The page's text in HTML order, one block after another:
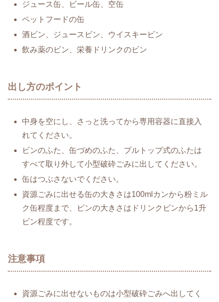
ジュース缶、ビール缶、空缶
ペットフードの缶
酒ビン、ジュースビン、ウイスキービン
飲み薬のビン、栄養ドリンクのビン
出し方のポイント
中身を空にし、さっと洗ってから専用容器に直接入
れてください。
ビンのふた、缶づめのふた、プルトップ式のふたは
すべて取り外して小型破砕ごみに出してください。
缶はつぶさないでください。
資源ごみに出せる缶の大きさは100mlカンから粉ミル
ク缶程度まで、ビンの大きさはドリンクビンから1升
ビン程度です。
注意事項
資源ごみに出せないものは小型破砕ごみへ出してく